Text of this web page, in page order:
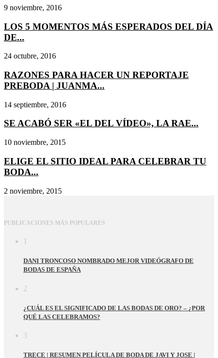
9 noviembre, 2016
LOS 5 MOMENTOS MÁS ESPERADOS DEL DÍA
DE...
24 octubre, 2016
RAZONES PARA HACER UN REPORTAJE
PREBODA | JUANMA...
14 septiembre, 2016
SE ACABÓ SER «EL DEL VÍDEO», LA RAE...
10 noviembre, 2015
ELIGE EL SITIO IDEAL PARA CELEBRAR TU
BODA...
2 noviembre, 2015
PUBLICACIONES MÁS POPULARES
1
DANI TRONCOSO NOMBRADO MEJOR VIDEÓGRAFO DE
BODAS DE ESPAÑA
2
¿CUÁL ES EL SIGNIFICADO DE LAS BODAS DE ORO? – ¿POR
QUÉ LAS CELEBRAMOS?
3
TRECE | RESUMEN PELÍCULA DE BODA DE JAVI Y JOSE |